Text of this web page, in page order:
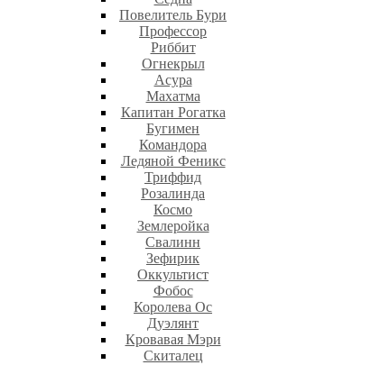
Повелитель Бури
Профеcсор
Риббит
Огнекрыл
Асура
Махатма
Капитан Рогатка
Бугимен
Командора
Ледяной Феникс
Триффид
Розалинда
Космо
Землеройка
Свалинн
Зефирик
Оккультист
Фобос
Королева Ос
Дуэлянт
Кровавая Мэри
Скиталец